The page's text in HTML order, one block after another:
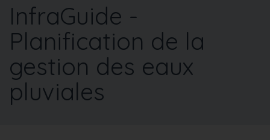
InfraGuide -
Planification de la
gestion des eaux
pluviales